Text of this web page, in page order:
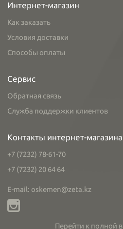
Интернет-магазин
Как заказать
Условия доставки
Способы оплаты
Сервис
Обратная связь
Служба поддержки клиентов
Контакты интернет-магазина
+7 (7232) 78-61-70
+7 (7232) 20 64 64
E-mail: oskemen@zeta.kz
Перейти к полной